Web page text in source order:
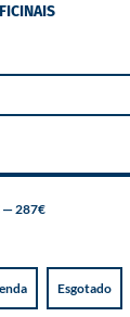
—287€
Esgotado